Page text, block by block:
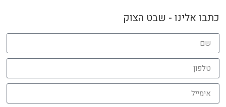
כתבו אלינו - שבט הצוק